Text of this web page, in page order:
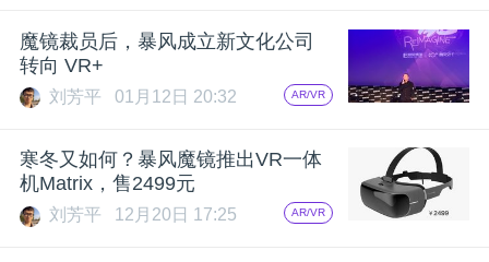
专
题
爱
魔镜裁员后，暴风成立新文化公司
转向 VR+
刘芳平 01月12日 20:32 AR/VR
寒冬又如何？暴风魔镜推出VR一体
机Matrix，售2499元
刘芳平 12月20日 17:25 AR/VR